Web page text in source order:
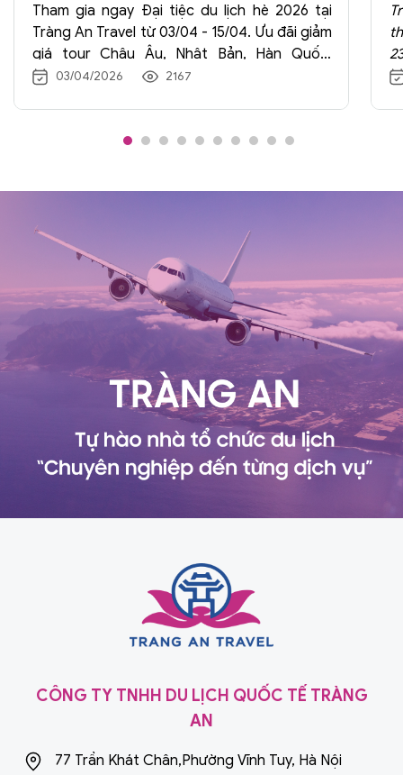
Tham gia ngay Đại tiệc du lịch hè 2026 tại
Tràng An Travel từ 03/04 - 15/04. Ưu đãi giảm
giá tour Châu Âu, Nhật Bản, Hàn Quốc,
Trung Quốc lên đến 7.000.000đ. Đăng ký
03/04/2026 2167
CÔNG TY TNHH DU LỊCH QUỐC TẾ TRÀNG
AN
77 Trần Khát Chân,Phường Vĩnh Tuy, Hà Nội